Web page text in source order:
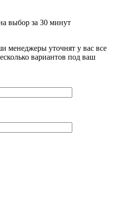
выбор за 30 минут
менеджеры уточнят у вас все
вариантов под ваш